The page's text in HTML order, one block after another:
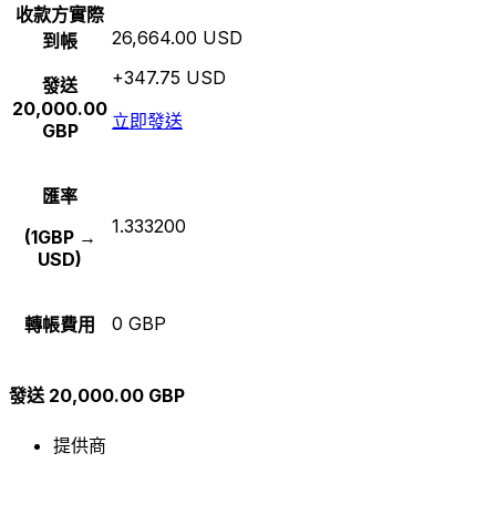
收款方實際
到帳
發送
20,000.00
GBP
26,664.00 USD
+347.75 USD
立即發送
匯率
(1GBP →
USD)
1.333200
轉帳費用 0 GBP
發送 20,000.00 GBP
提供商